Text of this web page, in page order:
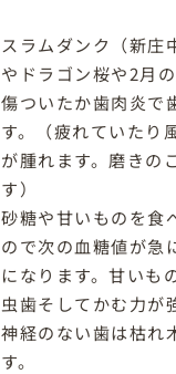
スラムダンク（新庄
やドラゴン桜や2月
傷ついたか歯肉炎で
す。（疲れていたり
が腫れます。磨きの
す）
砂糖や甘いものを食
ので次の血糖値が急
になります。甘いも
虫歯そしてかむ力が
神経のない歯は枯れ
す。